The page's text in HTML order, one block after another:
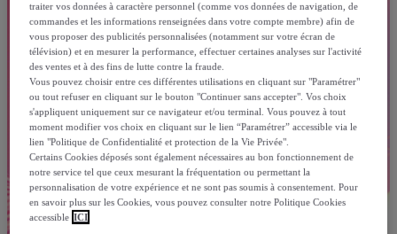
traiter vos données à caractère personnel (comme vos données de navigation, de
commandes et les informations renseignées dans votre compte membre) afin de
vous proposer des publicités personnalisées (notamment sur votre écran de
télévision) et en mesurer la performance, effectuer certaines analyses sur l'activité
des ventes et à des fins de lutte contre la fraude.
Vous pouvez choisir entre ces différentes utilisations en cliquant sur "Paramétrer"
ou tout refuser en cliquant sur le bouton "Continuer sans accepter". Vos choix
s'appliquent uniquement sur ce navigateur et/ou terminal. Vous pouvez à tout
moment modifier vos choix en cliquant sur le lien “Paramétrer” accessible via le
lien "Politique de Confidentialité et protection de la Vie Privée".
Certains Cookies déposés sont également nécessaires au bon fonctionnement de
notre service tel que ceux mesurant la fréquentation ou permettant la
personnalisation de votre expérience et ne sont pas soumis à consentement. Pour
en savoir plus sur les Cookies, vous pouvez consulter notre Politique Cookies
accessible ICI